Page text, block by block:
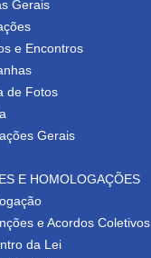
Gerais
e Encontros
de Fotos
Gerais
E HOMOLOGAÇÕES
e Acordos Coletivos
da Lei